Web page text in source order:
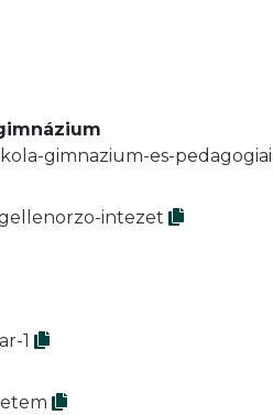
gimnazium-es-
intezet
1